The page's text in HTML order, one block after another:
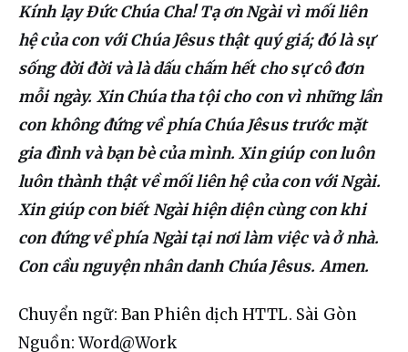
Kính lạy Đức Chúa Cha! Tạ ơn Ngài vì mối liên
hệ của con với Chúa Jêsus thật quý giá; đó là sự
sống đời đời và là dấu chấm hết cho sự cô đơn
mỗi ngày. Xin Chúa tha tội cho con vì những lần
con không đứng về phía Chúa Jêsus trước mặt
gia đình và bạn bè của mình. Xin giúp con luôn
luôn thành thật về mối liên hệ của con với Ngài.
Xin giúp con biết Ngài hiện diện cùng con khi
con đứng về phía Ngài tại nơi làm việc và ở nhà.
Con cầu nguyện nhân danh Chúa Jêsus. Amen.
Chuyển ngữ: Ban Phiên dịch HTTL. Sài Gòn
Nguồn: Word@Work